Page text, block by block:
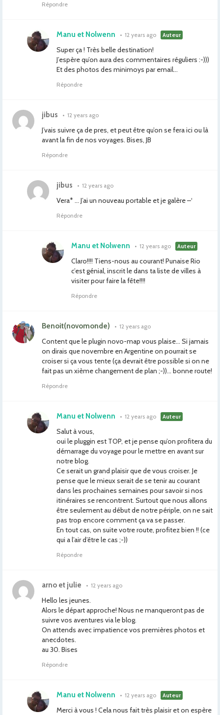
Répondre
Manu et Nolwenn • 12 years ago Auteur
Super ça ! Très belle destination!
J’espère qu’on aura des commentaires réguliers :-)))
Et des photos des minimoys par email…
Répondre
jibus • 12 years ago
J’vais suivre ça de pres, et peut être qu’on se fera ici ou là
avant la fin de nos voyages. Bises, JB
Répondre
jibus • 12 years ago
Vera* … J’ai un nouveau portable et je galère –‘
Répondre
Manu et Nolwenn • 12 years ago Auteur
Claro!!!! Tiens-nous au courant! Punaise Rio
c’est génial, inscrit le dans ta liste de villes à
visiter pour faire la fête!!!!
Répondre
Benoit(novomonde) • 12 years ago
Content que le plugin novo-map vous plaise… Si jamais
on dirais que novembre en Argentine on pourrait se
croiser si ça vous tente (ça devrait être possible si on ne
fait pas un xième changement de plan ;-))… bonne route!
Répondre
Manu et Nolwenn • 12 years ago Auteur
Salut à vous,
oui le pluggin est TOP, et je pense qu’on profitera du
démarrage du voyage pour le mettre en avant sur
notre blog.
Ce serait un grand plaisir que de vous croiser. Je
pense que le mieux serait de se tenir au courant
dans les prochaines semaines pour savoir si nos
itinéraires se rencontrent. Surtout que nous allons
être seulement au début de notre périple, on ne sait
pas trop encore comment ça va se passer.
En tout cas, on suite votre route, profitez bien !! (ce
qui a l’air d’être le cas ;-))
Répondre
arno et julie • 12 years ago
Hello les jeunes.
Alors le départ approche! Nous ne manqueront pas de
suivre vos aventures via le blog.
On attends avec impatience vos premières photos et
anecdotes.
au 30. Bises
Répondre
Manu et Nolwenn • 12 years ago Auteur
Merci à vous ! Cela nous fait très plaisir et on espère